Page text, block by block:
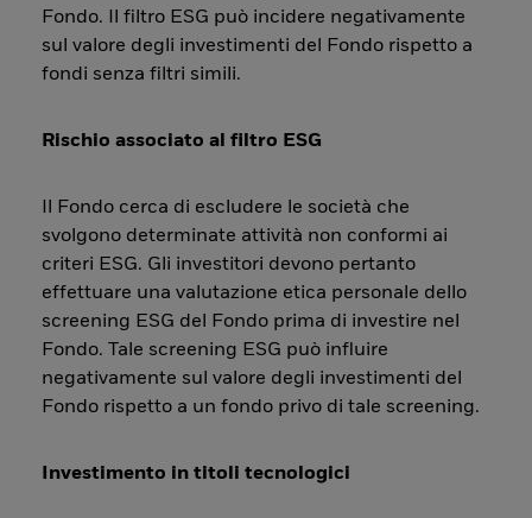
Fondo. Il filtro ESG può incidere negativamente
sul valore degli investimenti del Fondo rispetto a
fondi senza filtri simili.
Rischio associato al filtro ESG
Il Fondo cerca di escludere le società che
svolgono determinate attività non conformi ai
criteri ESG. Gli investitori devono pertanto
effettuare una valutazione etica personale dello
screening ESG del Fondo prima di investire nel
Fondo. Tale screening ESG può influire
negativamente sul valore degli investimenti del
Fondo rispetto a un fondo privo di tale screening.
Investimento in titoli tecnologici